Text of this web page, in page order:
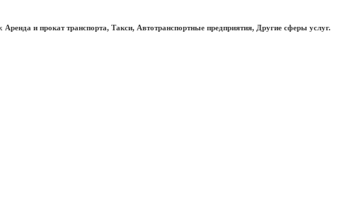
Аренда и прокат транспорта, Такси, Автотранспортные предприятия, Другие сферы услуг.